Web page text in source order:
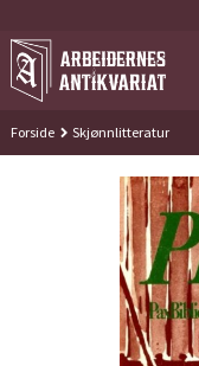
til
innholdet
Forside Skjønnlitteratur